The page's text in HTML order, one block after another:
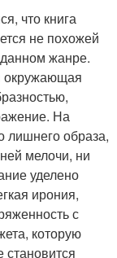
что книга
не похожей
жанре.
окружающая
На
лишнего образа,
мелочи, ни
уделено
ирония,
с
которую
становится